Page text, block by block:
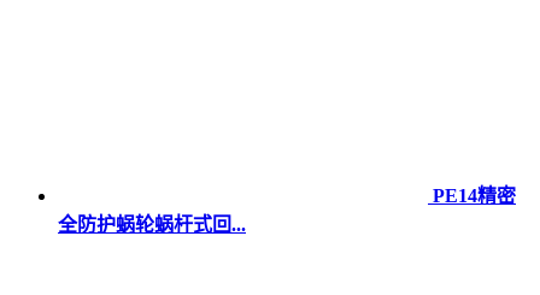
PE14精密
全防护蜗轮蜗杆式回...